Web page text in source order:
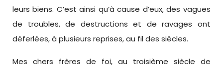
leurs biens. C’est ainsi qu’à cause d’eux, des vagues
de troubles, de destructions et de ravages ont
déferlées, à plusieurs reprises, au fil des siècles.
Mes chers frères de foi, au troisième siècle de